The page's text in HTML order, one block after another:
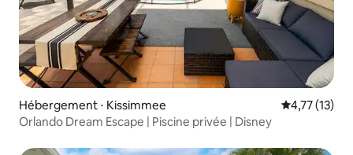
Hébergement ⋅ Kissimmee Évaluation
4,77 (13)
Orlando Dream Escape | Piscine privée | Disney